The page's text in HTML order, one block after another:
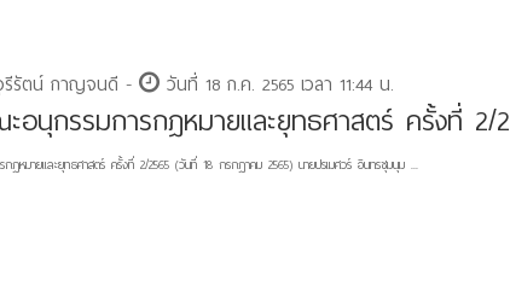
รีรัตน์ กาญจนดี - วันที่ 18 ก.ค. 2565 เวลา 11:44 น.
อนุกรรมการกฎหมายและยุทธศาสตร์ ครั้งที่ 2/
กฎหมายและยุทธศาสตร์ ครั้งที่ 2/2565 (วันที่ 18 กรกฎาคม 2565) นายปรเมศวร์ อินทรชุมนุม ...